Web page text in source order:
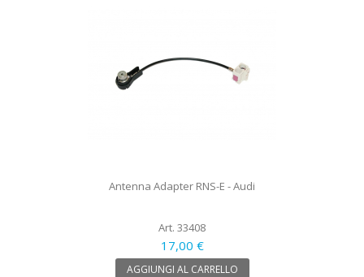
Antenna Adapter RNS-E - Audi
Art. 33408
17,00 €
AGGIUNGI AL CARRELLO